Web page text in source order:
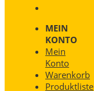
MEIN
KONTO
Mein
Konto
Warenkorb
Produktliste